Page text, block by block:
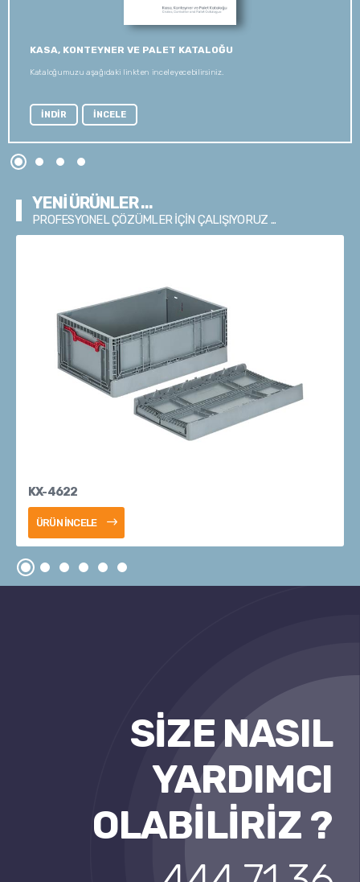
KASA, KONTEYNER VE PALET KATALOĞU
Kataloğumuzu aşağıdaki linkten inceleyecebilirsiniz.
İNDİR İNCELE
YENİ ÜRÜNLER ...
PROFESYONEL ÇÖZÜMLER İÇİN ÇALIŞIYORUZ ...
KX-4622
ÜRÜN İNCELE
SİZE NASIL
YARDIMCI
OLABİLİRİZ ?